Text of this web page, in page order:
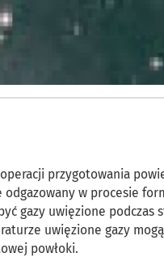
przygotowania
w procesie
gazy uwięzione podczas
uwięzione gazy
powłoki.